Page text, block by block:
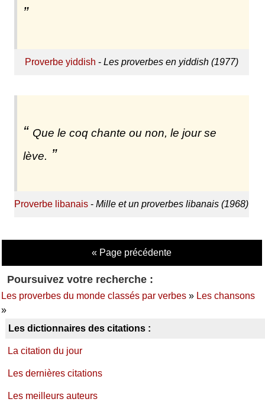
Proverbe yiddish - Les proverbes en yiddish (1977)
Que le coq chante ou non, le jour se
lève.
Proverbe libanais -Mille et un proverbes libanais (1968)
« Page précédente
Poursuivez votre recherche :
Les proverbes du monde classés par verbes» Les chansons
»
Les dictionnaires des citations :
La citation du jour
Les dernières citations
Les meilleurs auteurs